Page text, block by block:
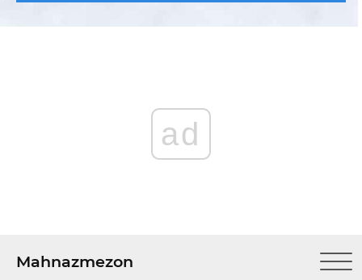
ad
Mahnazmezon